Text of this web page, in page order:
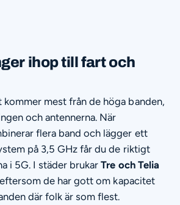
ihop till fart och
mest från de höga banden,
och antennerna. När
flera band och lägger ett
på 3,5 GHz får du de riktigt
i 5G. I städer brukarTre och Telia
de har gott om kapacitet
där folk är som flest.